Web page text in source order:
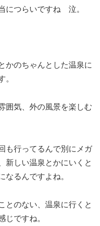
につらいですね 泣。
かのちゃんとした温泉に
。
囲気、外の風景を楽しむ
も行ってるんで別にメガ
新しい温泉とかにいくと
なるんですよね。
とのない、温泉に行くと
じですね。